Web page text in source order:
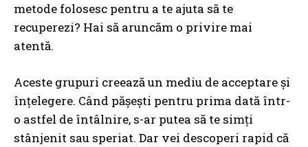
metode folosesc pentru a te ajuta să te
recuperezi? Hai să aruncăm o privire mai
atentă.
Aceste grupuri creează un mediu de acceptare și
înțelegere. Când pășești pentru prima dată într-
o astfel de întâlnire, s-ar putea să te simți
stânjenit sau speriat. Dar vei descoperi rapid că